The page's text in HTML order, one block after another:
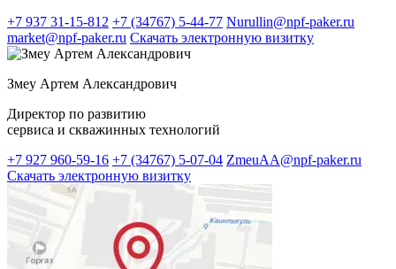
+7 937 31-15-812 +7 (34767) 5-44-77 Nurullin@npf-paker.ru
market@npf-paker.ru Скачать электронную визитку
Змеу Артем Александрович
Директор по развитию
сервиса и скважинных технологий
+7 927 960-59-16 +7 (34767) 5-07-04 ZmeuAA@npf-paker.ru
Скачать электронную визитку